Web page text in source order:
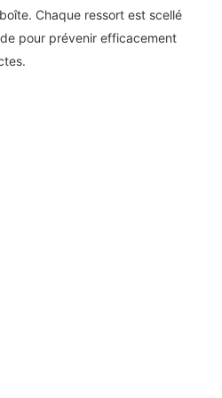
Chaque ressort est scellé
pour prévenir efficacement